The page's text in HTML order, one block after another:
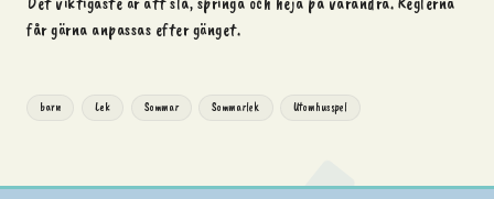
får gärna anpassas efter gänget.
Tags:
barn Lek Sommar Sommarlek Utomhusspel